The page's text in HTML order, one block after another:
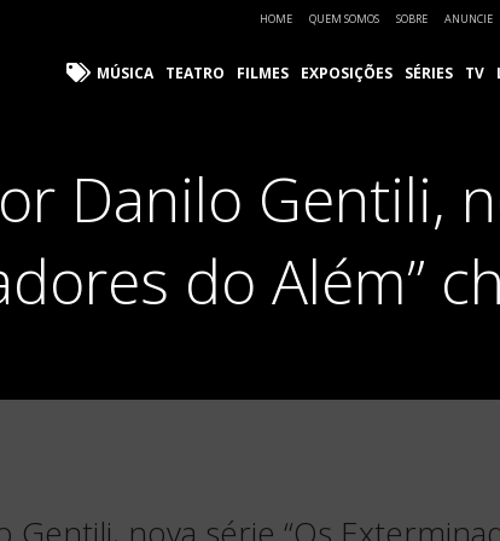
HOME QUEM SOMOS SOBRE ANUNCIE
MÚSICA TEATRO FILMES EXPOSIÇÕES SÉRIES TV
Danilo Gentili,
do Além”
Gentili, nova série “Os